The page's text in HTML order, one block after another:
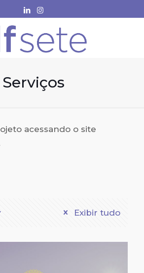
Serviços
acessando o site
Exibir tudo